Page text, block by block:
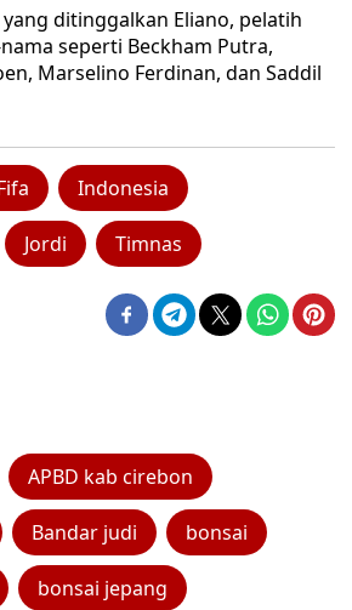
ditinggalkan Eliano, pelatih
seperti Beckham Putra,
Marselino Ferdinan, dan Saddil
Indonesia
Jordi Timnas
APBD kab cirebon
Bandar judi bonsai
bonsai jepang